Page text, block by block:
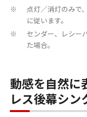
※
点灯／消灯のみで
に従います。
※
センダー、レシー
た場合。
動感を自然に
レス後幕シン